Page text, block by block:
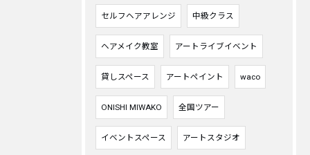
セルフヘアアレンジ 中級クラス
ヘアメイク教室 アートライブイベント
貸しスペース アートペイント waco
ONISHI MIWAKO 全国ツアー
イベントスペース アートスタジオ